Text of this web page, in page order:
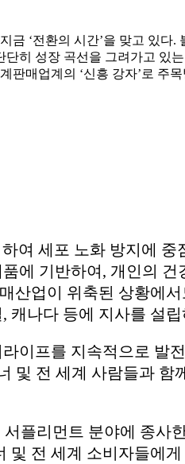
금 ‘전환의 시간’을 맞고 있
히 성장 곡선을 그려가고 있
판매업계의 ‘신흥 강자’로 주
여 세포 노화 방지에
에 기반하여, 개인의
산업이 위축된 상황에
캐나다 등에 지사를 설
이프를 지속적으로 발
및 전 세계 사람들과
플리먼트 분야에 종
및 전 세계 소비자들에